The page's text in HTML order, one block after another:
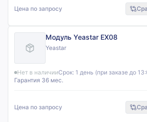
Цена по запросу
Модуль Yeastar EX08
Yeastar
Нет в наличииСрок: 1 день (при заказе до
Гарантия 36 мес.
Цена по запросу